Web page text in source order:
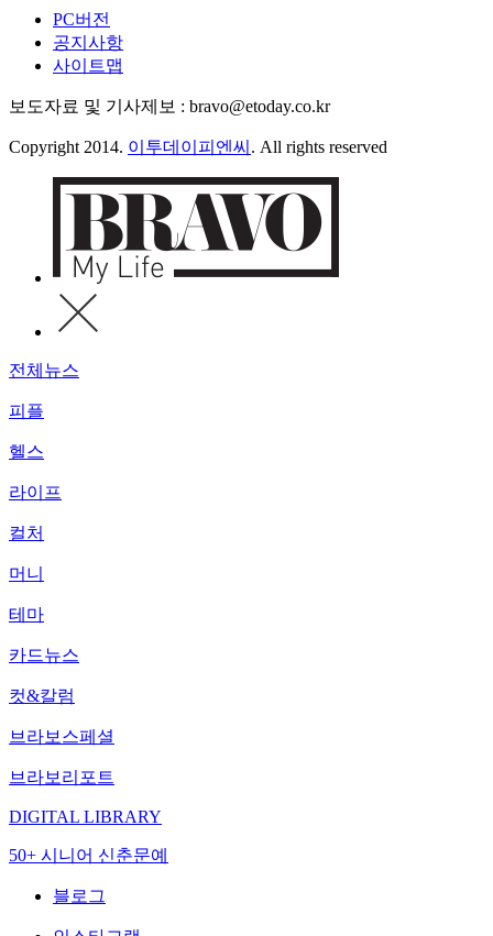
PC버전
공지사항
사이트맵
보도자료 및 기사제보 : bravo@etoday.co.kr
Copyright 2014. 이투데이피엔씨 . All rights reserved
전체뉴스
피플
헬스
라이프
컬처
머니
테마
카드뉴스
컷&칼럼
브라보스페셜
브라보리포트
DIGITAL LIBRARY
50+ 시니어 신춘문예
블로그